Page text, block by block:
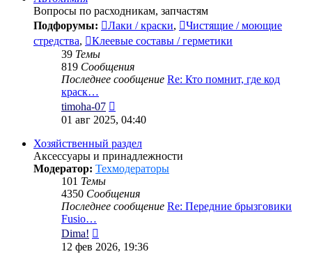
Вопросы по расходникам, запчастям
Подфорумы:
Лаки / краски,
Чистящие / моющие
стредства,
Клеевые составы / герметики
39 Темы
819 Сообщения
Последнее сообщение Re: Кто помнит, где код
краск…
timoha-07
сообщению
01 авг 2025, 04:40
Хозяйственный раздел
Аксессуары и принадлежности
Модератор: Техмодераторы
101 Темы
4350 Сообщения
Последнее сообщение Re: Передние брызговики
Fusio…
Dima!
к
12 фев 2026, 19:36